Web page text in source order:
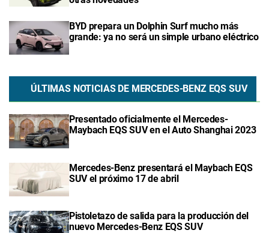
BYD prepara un Dolphin Surf mucho más
grande: ya no será un simple urbano eléctrico
ÚLTIMAS NOTICIAS DE MERCEDES-BENZ EQS SUV
Presentado oficialmente el Mercedes-
Maybach EQS SUV en el Auto Shanghai 2023
Mercedes-Benz presentará el Maybach EQS
SUV el próximo 17 de abril
Pistoletazo de salida para la producción del
nuevo Mercedes-Benz EQS SUV